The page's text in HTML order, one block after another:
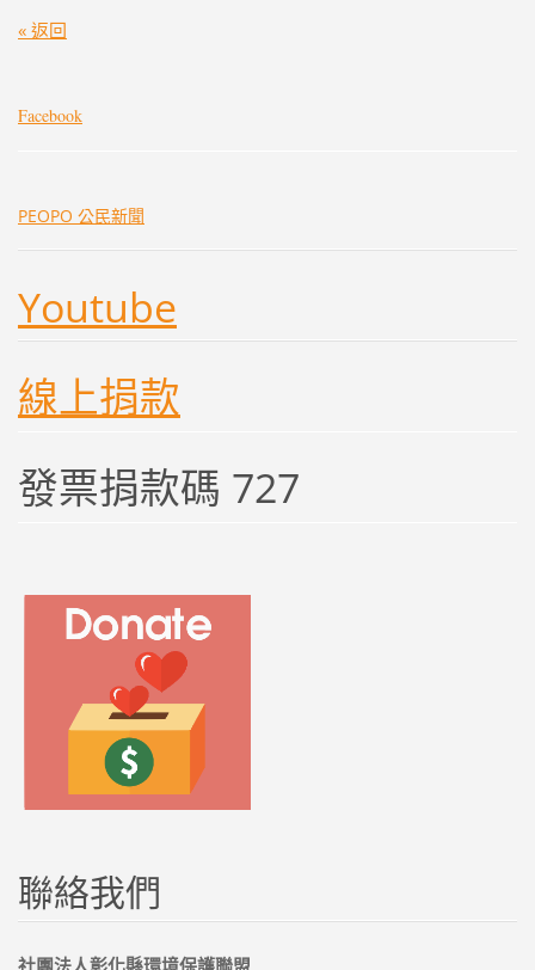
« 返回
Facebook
PEOPO 公民新聞
Youtube
線上捐款
發票捐款碼 727
聯絡我們
社團法人彰化縣環境保護聯盟